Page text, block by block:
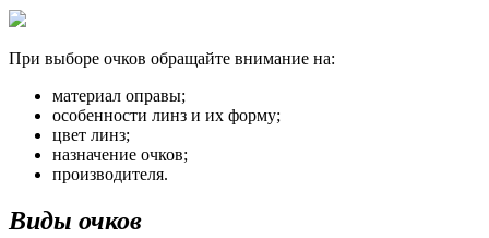
При выборе очков обращайте внимание на:
материал оправы;
особенности линз и их форму;
цвет линз;
назначение очков;
производителя.
Виды очков